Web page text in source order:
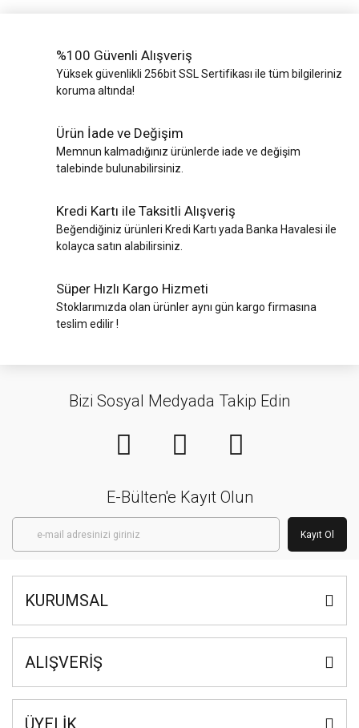
%100 Güvenli Alışveriş
Yüksek güvenlikli 256bit SSL Sertifikası ile tüm bilgileriniz
koruma altında!
Ürün İade ve Değişim
Memnun kalmadığınız ürünlerde iade ve değişim
talebinde bulunabilirsiniz.
Kredi Kartı ile Taksitli Alışveriş
Beğendiğiniz ürünleri Kredi Kartı yada Banka Havalesi ile
kolayca satın alabilirsiniz.
Süper Hızlı Kargo Hizmeti
Stoklarımızda olan ürünler aynı gün kargo firmasına
teslim edilir !
Bizi Sosyal Medyada Takip Edin
E-Bülten'e Kayıt Olun
Kayıt Ol
KURUMSAL
ALIŞVERİŞ
ÜYELİK